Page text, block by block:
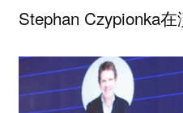
Stephan Czypionka在